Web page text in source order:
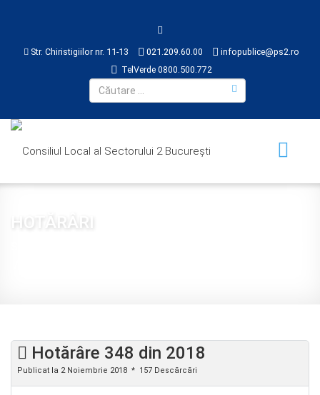
Str. Chiristigiilor nr. 11-13 021.209.60.00
infopublice@ps2.ro
TelVerde 0800.500.772
HOTĂRÂRI
Hotărâre 348 din 2018
Publicat la 2 Noiembrie 2018 157 Descărcări